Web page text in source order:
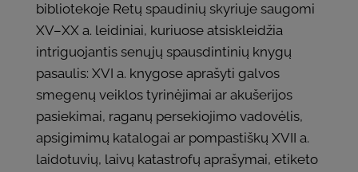
bibliotekoje Retų spaudinių skyriuje saugomi
XV–XX a. leidiniai, kuriuose atsiskleidžia
intriguojantis senųjų spausdintinių knygų
pasaulis: XVI a. knygose aprašyti galvos
smegenų veiklos tyrinėjimai ar akušerijos
pasiekimai, raganų persekiojimo vadovėlis,
apsigimimų katalogai ar pompastiškų XVII a.
laidotuvių, laivų katastrofų aprašymai, etiketo